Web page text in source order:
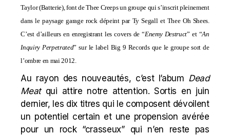
Taylor (Batterie), font de Thee Creeps un groupe qui s’inscrit pleinement
dans le paysage garage rock dépeint par Ty Segall et Thee Oh Shees.
C’est d’ailleurs en enregistrant les covers de “Enemy Destruct” et “An
Inquiry Perpetrated” sur le label Big 9 Records que le groupe sort de
l’ombre en mai 2012.
Au rayon des nouveautés, c’est l’abum Dead
Meatqui attire notre attention. Sortis en juin
dernier, les dix titres qui le composent dévoilent
un potentiel certain et une propension avérée
pour un rock “crasseux” qui n’en reste pas